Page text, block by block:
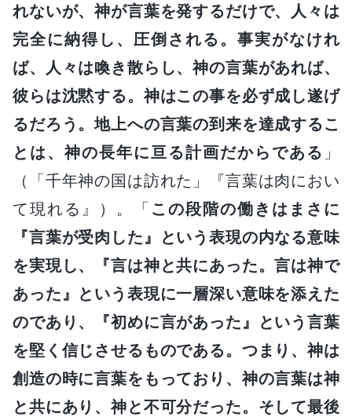
れないが、神が言葉を発するだけで、人々は
完全に納得し、圧倒される。事実がなけれ
ば、人々は喚き散らし、神の言葉があれば、
彼らは沈黙する。神はこの事を必ず成し遂げ
るだろう。地上への言葉の到来を達成するこ
とは、神の長年に亘る計画だからである 」
（「千年神の国は訪れた」『言葉は肉におい
て現れる』）。「 この段階の働きはまさに
『言葉が受肉した』という表現の内なる意味
を実現し、『言は神と共にあった。言は神で
あった』という表現に一層深い意味を添えた
のであり、『初めに言があった』という言葉
を堅く信じさせるものである。つまり、神は
創造の時に言葉をもっており、神の言葉は神
と共にあり、神と不可分だった。そして最後